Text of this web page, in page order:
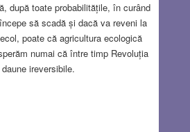
după toate probabilitățile, în curând
să scadă și dacă va reveni la
poate că agricultura ecologică
numai că între timp Revoluția
ireversibile.